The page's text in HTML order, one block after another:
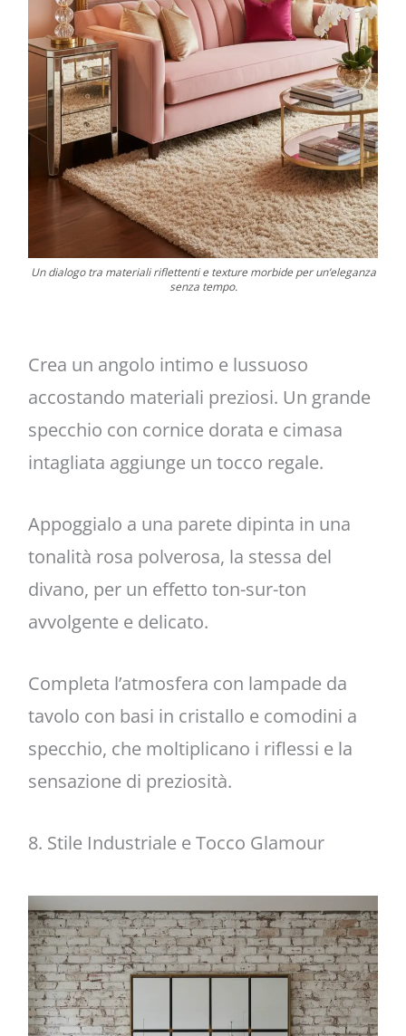
Un dialogo tra materiali riflettenti e texture morbide per un’eleganza
senza tempo.
Crea un angolo intimo e lussuoso
accostando materiali preziosi. Un grande
specchio con cornice dorata e cimasa
intagliata aggiunge un tocco regale.
Appoggialo a una parete dipinta in una
tonalità rosa polverosa, la stessa del
divano, per un effetto ton-sur-ton
avvolgente e delicato.
Completa l’atmosfera con lampade da
tavolo con basi in cristallo e comodini a
specchio, che moltiplicano i riflessi e la
sensazione di preziosità.
8. Stile Industriale e Tocco Glamour